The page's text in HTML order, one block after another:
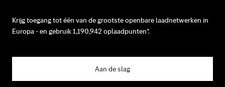
Krijg toegang tot één van de grootste openbare laadnetwerken in
Europa - en gebruik1,190,942 oplaadpunten*.
Aan de slag